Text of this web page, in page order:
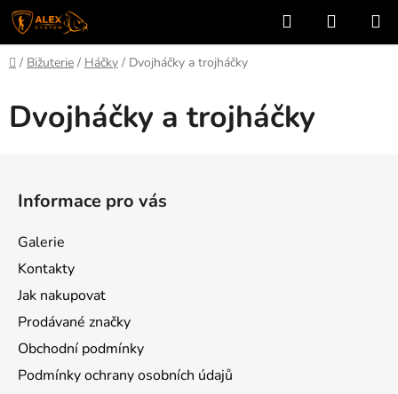
Přejít
na
obsah
Hledat
KOŠÍK
Domů
/ Bižuterie / Háčky / Dvojháčky a trojháčky
Dvojháčky a trojháčky
Informace pro vás
Galerie
Kontakty
Jak nakupovat
Prodávané značky
Obchodní podmínky
Podmínky ochrany osobních údajů